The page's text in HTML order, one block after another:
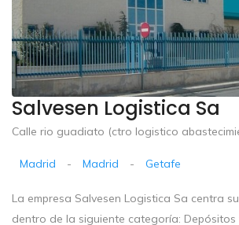
Salvesen Logistica Sa
Calle rio guadiato (ctro logistico
Madrid - Madrid - Getafe
La empresa Salvesen Logistica Sa centra
dentro de la siguiente categoría: Depósitos